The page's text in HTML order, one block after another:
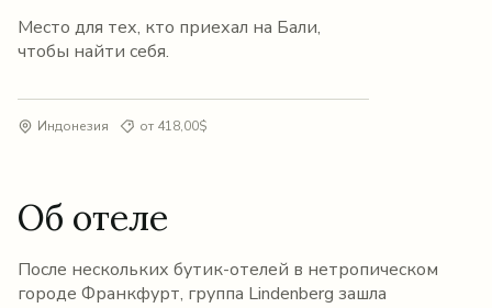
Место для тех, кто приехал на Бали,
чтобы найти себя.
Индонезия от 418,00$
Об отеле
После нескольких бутик-отелей в нетропическом
городе Франкфурт, группа Lindenberg зашла